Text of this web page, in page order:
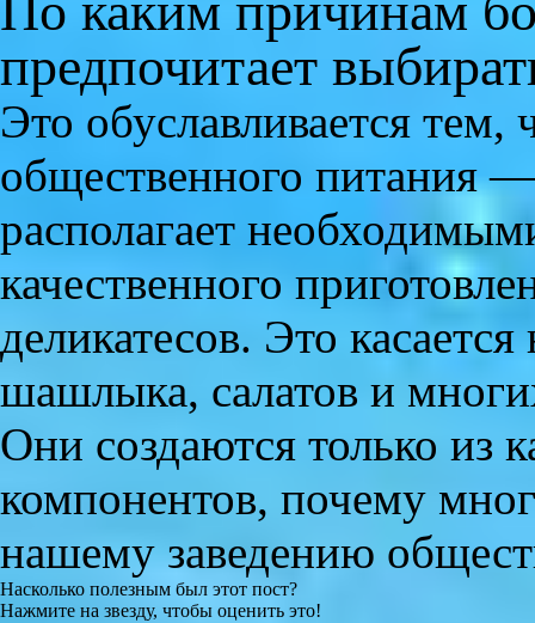
предпочитает
Это обуславливается тем,
общественного питания
располагает
качественного
деликатесов. Это
шашлыка, салатов и
Они создаются только из
компонентов, почему
нашему заведению
Насколько полезным был этот пост?
Нажмите на звезду, чтобы оценить это!